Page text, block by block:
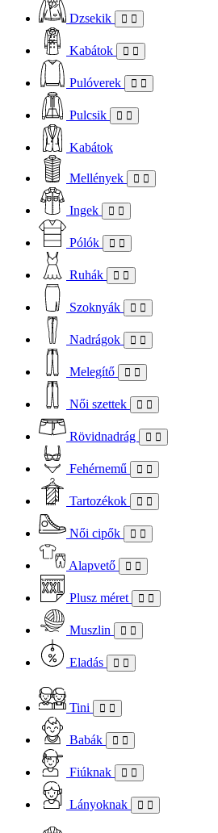
Dzsekik
Kabátok
Pulóverek
Pulcsik
Kabátok
Mellények
Ingek
Pólók
Ruhák
Szoknyák
Nadrágok
Melegítő
Női szettek
Rövidnadrág
Fehérnemű
Tartozékok
Női cipők
Alapvető
Plusz méret
Muszlin
Eladás
Tini
Babák
Fiúknak
Lányoknak